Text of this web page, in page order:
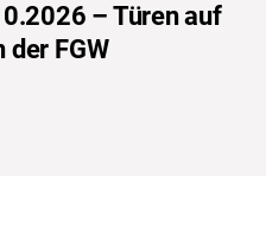
– Türen auf
FGW